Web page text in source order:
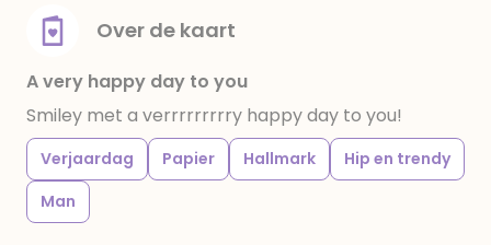
Over de kaart
A very happy day to you
Smiley met a verrrrrrrrry happy day to you!
Verjaardag Papier Hallmark
Hip en trendy
Man